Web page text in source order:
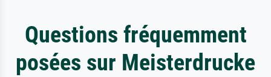
Questions fréquemment
posées sur Meisterdrucke